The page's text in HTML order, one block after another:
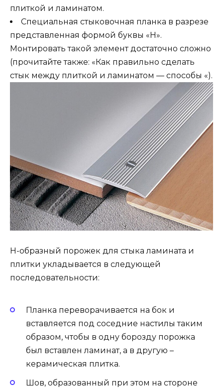
плиткой и ламинатом.
Специальная стыковочная планка в разрезе
представленная формой буквы «Н».
Монтировать такой элемент достаточно сложно
(прочитайте также: «Как правильно сделать
стык между плиткой и ламинатом — способы «).
Н-образный порожек для стыка ламината и
плитки укладывается в следующей
последовательности:
Планка переворачивается на бок и
вставляется под соседние настилы таким
образом, чтобы в одну борозду порожка
был вставлен ламинат, а в другую –
керамическая плитка.
Шов, образованный при этом на стороне